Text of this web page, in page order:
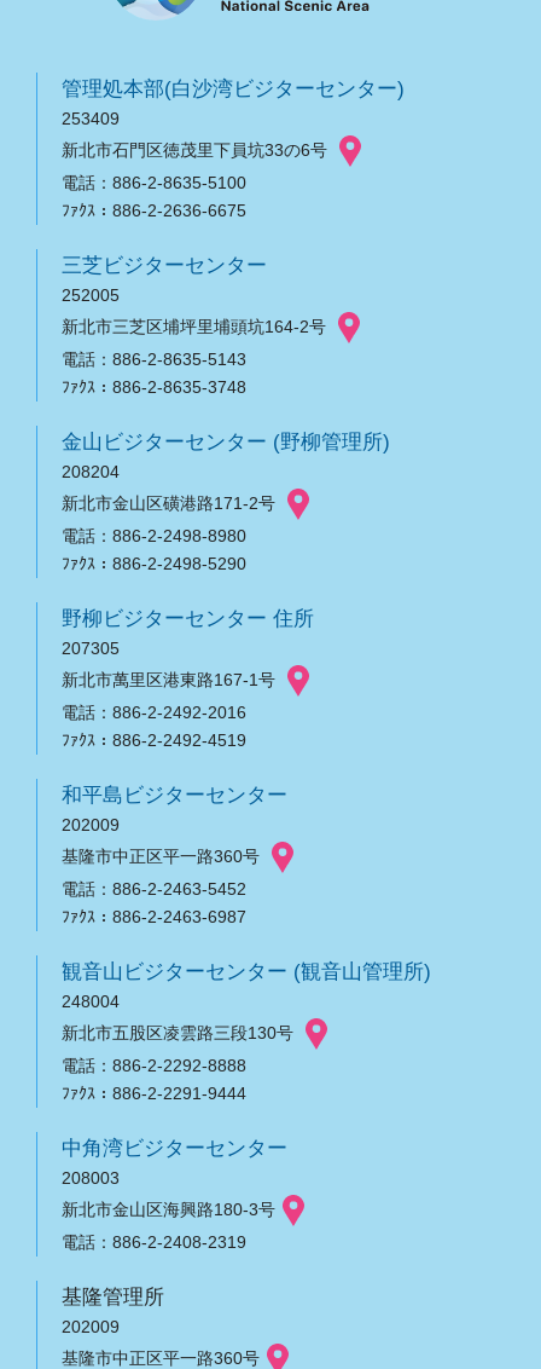
管理処本部(白沙湾ビジターセンター)
253409
新北市石門区徳茂里下員坑33の6号
電話：886-2-8635-5100
ﾌｧｸｽ：886-2-2636-6675
三芝ビジターセンター
252005
新北市三芝区埔坪里埔頭坑164-2号
電話：886-2-8635-5143
ﾌｧｸｽ：886-2-8635-3748
金山ビジターセンター (野柳管理所)
208204
新北市金山区磺港路171-2号
電話：886-2-2498-8980
ﾌｧｸｽ：886-2-2498-5290
野柳ビジターセンター 住所
207305
新北市萬里区港東路167-1号
電話：886-2-2492-2016
ﾌｧｸｽ：886-2-2492-4519
和平島ビジターセンター
202009
基隆市中正区平一路360号
電話：886-2-2463-5452
ﾌｧｸｽ：886-2-2463-6987
観音山ビジターセンター (観音山管理所)
248004
新北市五股区凌雲路三段130号
電話：886-2-2292-8888
ﾌｧｸｽ：886-2-2291-9444
中角湾ビジターセンター
208003
新北市金山区海興路180-3号
電話：886-2-2408-2319
基隆管理所
202009
基隆市中正区平一路360号